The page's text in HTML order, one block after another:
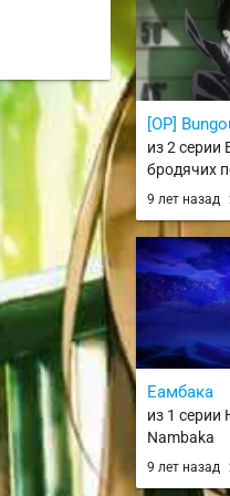
Gakuen -
[OP]
из 2 серии
бродячих
Stray Dogs
9 лет назад
Еамбака
из 1
Nambaka
9 лет назад